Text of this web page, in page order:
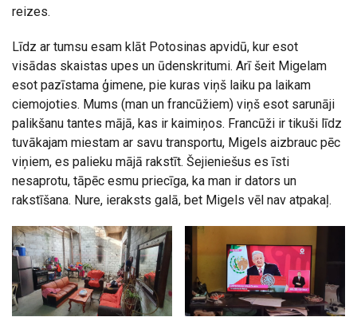
reizes.
Līdz ar tumsu esam klāt Potosinas apvidū, kur esot
visādas skaistas upes un ūdenskritumi. Arī šeit Migelam
esot pazīstama ģimene, pie kuras viņš laiku pa laikam
ciemojoties. Mums (man un francūžiem) viņš esot sarunāji
palikšanu tantes mājā, kas ir kaimiņos. Francūži ir tikuši līdz
tuvākajam miestam ar savu transportu, Migels aizbrauc pēc
viņiem, es palieku mājā rakstīt. Šejieniešus es īsti
nesaprotu, tāpēc esmu priecīga, ka man ir dators un
rakstīšana. Nure, ieraksts galā, bet Migels vēl nav atpakaļ.